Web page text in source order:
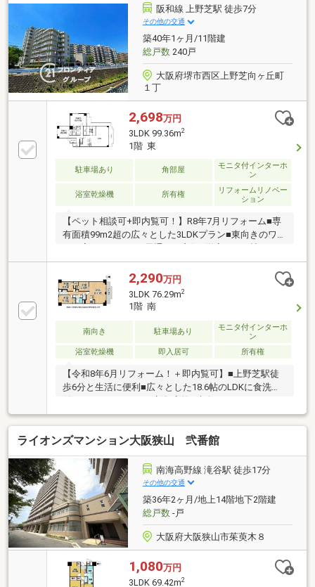
ン・UB・洗面化粧台交換・クロス張替(LDK・玄関・廊
下・トイレ・洗面室・洋室約8.4帖) 等■ ご希望の住ま
い探しをお手伝いします ━━━━━・・・物件の詳
細・ご相談はお気軽にお問い合わせください。
阪和線 上野芝駅 徒歩7分
その他の交通
築40年1ヶ月/11階建
総戸数240戸
大阪府堺市西区上野芝向ヶ丘町
１丁
2,698万円
3LDK 99.36m2
1階 東
駐車場あり 角部屋
モニタ付インターホ
ン
浴室乾燥機 所有権
リフォームリノベー
ション
【ペット相談可+即内覧可！】R8年7月リフォーム■専
有面積99m2超の広々とした3LDKプラン■東向きのワイ
ドＬ字バルコニーで風通しも良好■洋室は10.5帖と7.5
帖のゆとりある広さ
2,290万円
3LDK 76.29m2
1階 南
南向き 駐車場あり
モニタ付インターホ
ン
浴室乾燥機
即入居可 所有権
【令和8年6月リフォーム！＋即内覧可】■上野芝駅徒
歩6分と生活に便利■広々とした18.6帖のLDKに食洗機
付システムキッチンを新規交換■南向きバルコニーに
つき日当たり・通風良好
ライオンズマンション大阪狭山 弐番館
南海高野線 滝谷駅 徒歩17分
その他の交通
築36年2ヶ月/地上14階地下2階建
総戸数-戸
大阪府大阪狭山市茱萸木８
1,080万円
3LDK 69.42m2